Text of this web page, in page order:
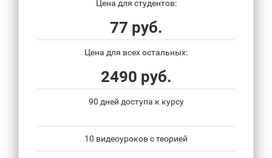
Цена для студентов:
77 руб.
Цена для всех остальных:
2490 руб.
90 дней доступа к курсу
10 видеоуроков с теорией